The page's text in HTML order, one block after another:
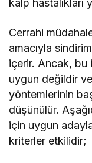
kalp hastalıkları
Cerrahi
amacıyla
içerir. Ancak, bu
uygun değildir
yöntemlerinin
düşünülür.
için uygun
kriterler etkilidir;